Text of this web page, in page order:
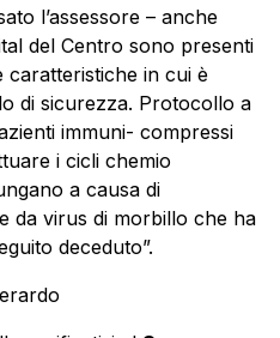
l’assessore – anche
del Centro sono presenti
caratteristiche in cui è
di sicurezza. Protocollo a
immuni- compressi
i cicli chemio
a causa di
da virus di morbillo che ha
deceduto”.